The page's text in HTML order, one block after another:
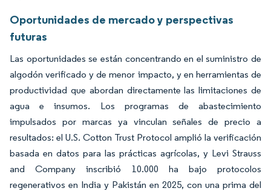
Oportunidades de mercado y perspectivas
futuras
Las oportunidades se están concentrando en el suministro de
algodón verificado y de menor impacto, y en herramientas de
productividad que abordan directamente las limitaciones de
agua e insumos. Los programas de abastecimiento
impulsados por marcas ya vinculan señales de precio a
resultados: el U.S. Cotton Trust Protocol amplió la verificación
basada en datos para las prácticas agrícolas, y Levi Strauss
and Company inscribió 10.000 ha bajo protocolos
regenerativos en India y Pakistán en 2025, con una prima del